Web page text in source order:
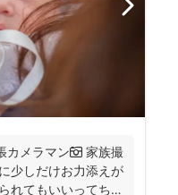
カメラマン📷 家族撮
少しだけお力添えが
れてもいいってちら